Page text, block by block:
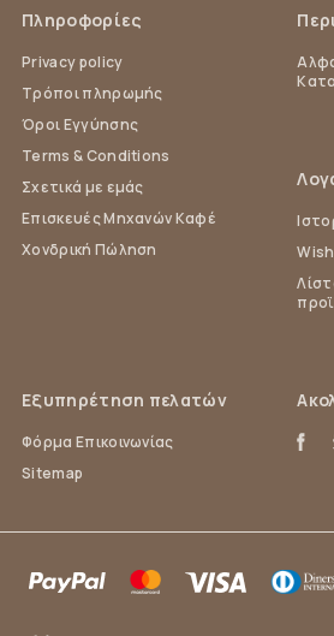
Πληροφορίες
Privacy policy
Τρόποι πληρωμής
Όροι Εγγύησης
Terms & Conditions
Σχετικά με εμάς
Επισκευές Μηχανών Καφέ
Χονδρική Πώληση
Εξυπηρέτηση πελατών
Φόρμα Επικοινωνίας
Sitemap